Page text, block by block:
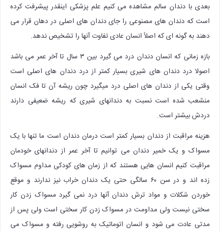
بعدی با دندان سالم مشاهده می کنیم علم پزشکی اینقدر پیشرفت کرده
است که دندان های مصنوعی را جای دندان های اصلی در دهان قرار می
دهند به گونه ای که اصلاً انسان عادی تفاوت آنها را تشخیص ندهد.
بازه زمانی که انسان دندان درد می گیرد بین ۳ سال تا آخر عمر می باشد
اصولا درد دندان های شیری بسیار کمتر از درد دندان های اصلی است
وقتی یکی از دندان های اصلی درد میگیرد چون ریشه آن تا فک انسان
منشعب شده است نسبت به دندانهای شیری که ریشه ضعیفی دارند
دردش بیشتر است.
هزینه مراقبت از دندان بسیار کمتر است درمان دندان است ما تنها با یک
مسواک و یک خمیر دندان می توانیم تا آخر عمر از دندانهای خودمان
مراقبت کنیم انسان هایی هستند که از زمان های کودکی مداوم مسواک
زده اند و در سن ۶۰ سالگی حتی یک دندان خراب نیز ندارند و موقع
خوردن شکلات و مواد ترش دندان آنها درد نمی گیرد مسواک زدن کار
سختی نیست ولی مداومت در مسواک زدن کار سختی است ولی پس از
مدتی عادت می شود و انسان اتوماتیک به روشویی رفته و مسواک می